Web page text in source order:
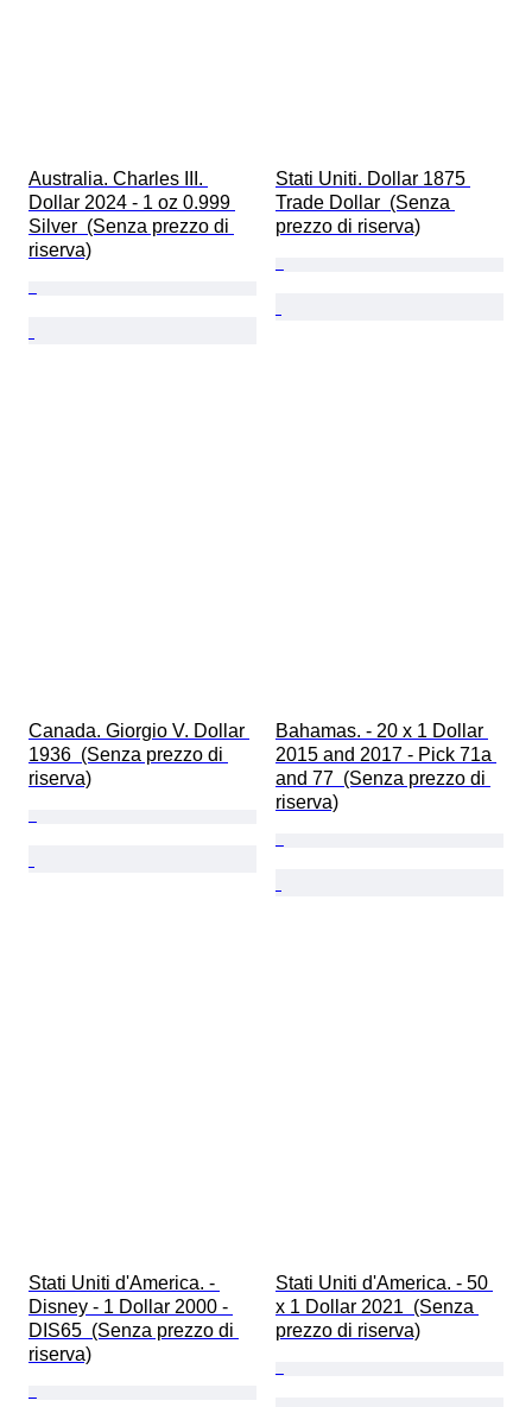
Australia. Charles III.
Dollar 2024 - 1 oz 0.999
Silver  (Senza prezzo di
riserva)
Stati Uniti. Dollar 1875
Trade Dollar  (Senza
prezzo di riserva)
Canada. Giorgio V. Dollar
1936  (Senza prezzo di
riserva)
Bahamas. - 20 x 1 Dollar
2015 and 2017 - Pick 71a
and 77  (Senza prezzo di
riserva)
Stati Uniti d'America. -
Disney - 1 Dollar 2000 -
DIS65  (Senza prezzo di
riserva)
Stati Uniti d'America. - 50
x 1 Dollar 2021  (Senza
prezzo di riserva)